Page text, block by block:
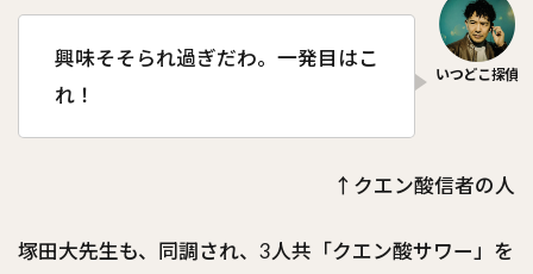
興味そそられ過ぎだわ。一発目はこ
れ！
↑クエン酸信者の人
塚田大先生も、同調され、3人共「クエン酸サワー」を